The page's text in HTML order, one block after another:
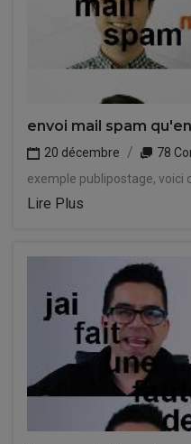
envoi mail spam
20 décembre
78
exemple publipostage, voici
Lire Plus